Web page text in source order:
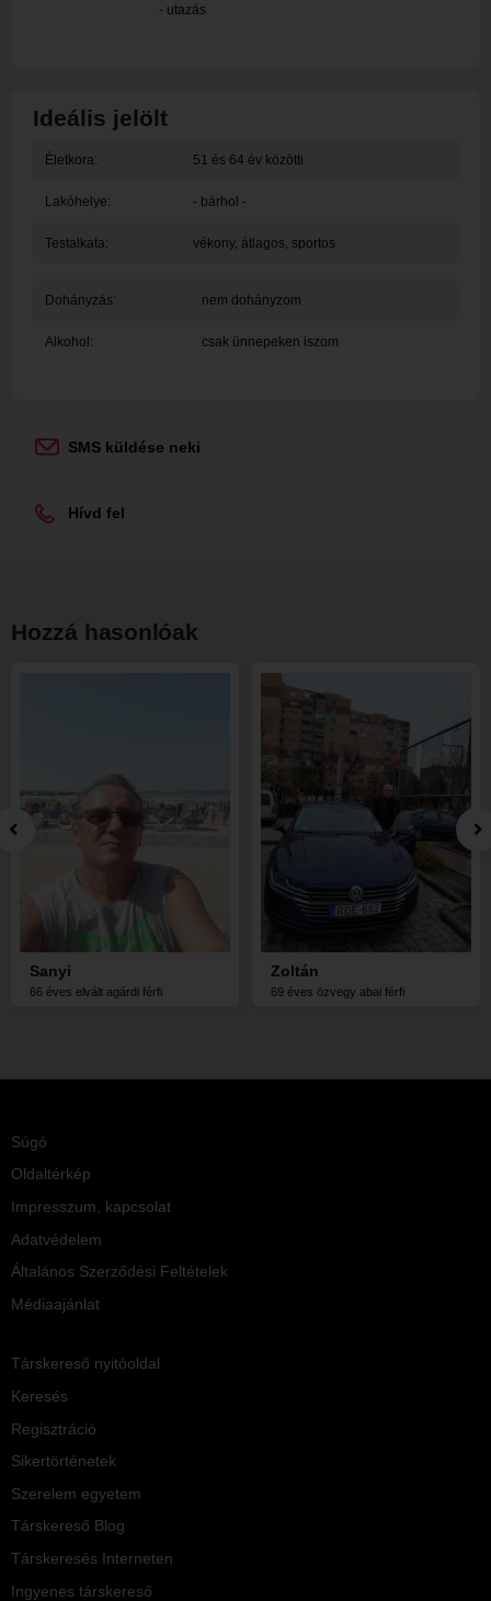
- utazás
Ideális jelölt
Életkora: 51 és 64 év közötti
Lakóhelye: - bárhol -
Testalkata: vékony, átlagos, sportos
Dohányzás: nem dohányzom
Alkohol: csak ünnepeken iszom
SMS küldése neki
Hívd fel
Hozzá hasonlóak
Sanyi
66 éves elvált agárdi férfi
Zoltán
69 éves özvegy abai férfi
Súgó
Oldaltérkép
Impresszum, kapcsolat
Adatvédelem
Általános Szerződési Feltételek
Médiaajánlat
Társkereső nyitóoldal
Keresés
Regisztráció
Sikertörténetek
Szerelem egyetem
Társkereső Blog
Társkeresés Interneten
Ingyenes társkereső